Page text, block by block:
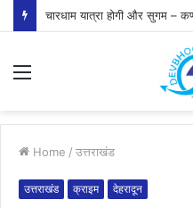
Menu
Home / उत्तराखंड
उत्तराखंड क्राइम देहरादून